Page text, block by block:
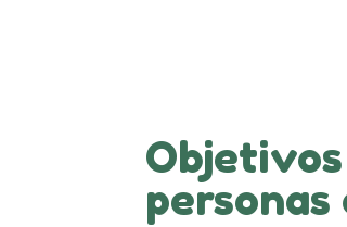
personas